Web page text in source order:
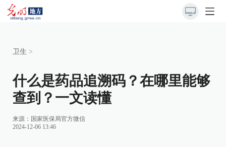
卫生 >
什么是药品追溯码？在哪里能够
查到？一文读懂
来源： 国家医保局官方微信
2024-12-06 13:46